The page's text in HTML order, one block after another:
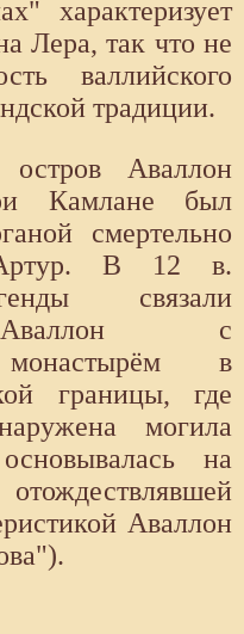
характеризует
Лера, так что не
валлийского
традиции.
Аваллон
Камлане был
смертельно
В 12 в.
связали
Аваллон с
монастырём в
границы, где
могила
на
Аваллон